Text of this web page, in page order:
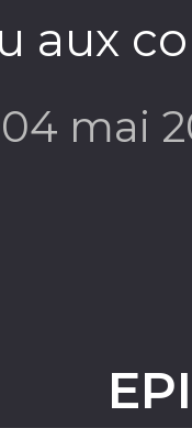
aux
04 mai